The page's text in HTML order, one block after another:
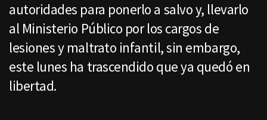
autoridades para ponerlo a salvo y, llevarlo
al Ministerio Público por los cargos de
lesiones y maltrato infantil, sin embargo,
este lunes ha trascendido que ya quedó en
libertad.